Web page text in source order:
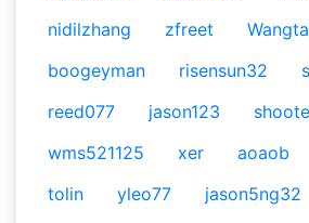
nidilzhang
zfreet
boogeyman
risensun32
reed077
jason123
wms521125
xer aoaob
tolin
yleo77 jason5ng32